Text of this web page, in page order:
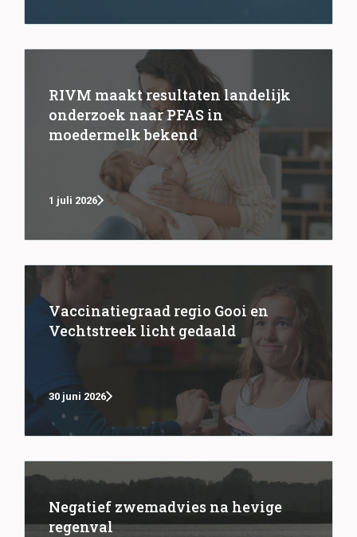
RIVM maakt resultaten landelijk
onderzoek naar PFAS in
moedermelk bekend
1 juli 2026
Vaccinatiegraad regio Gooi en
Vechtstreek licht gedaald
30 juni 2026
Negatief zwemadvies na hevige
regenval